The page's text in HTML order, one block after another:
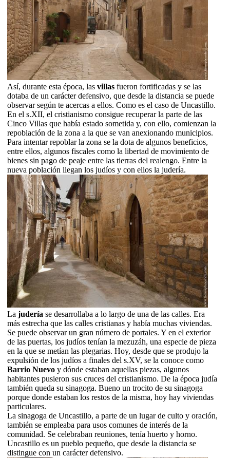
Así, durante esta época, las villas fueron fortificadas y se las
dotaba de un carácter defensivo, que desde la distancia se puede
observar según te acercas a ellos. Como es el caso de Uncastillo.
En el s.XII, el cristianismo consigue recuperar la parte de las
Cinco Villas que había estado sometida y, con ello, comienzan la
repoblación de la zona a la que se van anexionando municipios.
Para intentar repoblar la zona se la dota de algunos beneficios,
entre ellos, algunos fiscales como la libertad de movimiento de
bienes sin pago de peaje entre las tierras del realengo. Entre la
nueva población llegan los judíos y con ellos la judería.
La judería se desarrollaba a lo largo de una de las calles. Era
más estrecha que las calles cristianas y había muchas viviendas.
Se puede observar un gran número de portales. Y en el exterior
de las puertas, los judíos tenían la mezuzáh, una especie de pieza
en la que se metían las plegarias. Hoy, desde que se produjo la
expulsión de los judíos a finales del s.XV, se la conoce como
Barrio Nuevo y dónde estaban aquellas piezas, algunos
habitantes pusieron sus cruces del cristianismo. De la época judía
también queda su sinagoga. Bueno un trocito de su sinagoga
porque donde estaban los restos de la misma, hoy hay viviendas
particulares.
La sinagoga de Uncastillo, a parte de un lugar de culto y oración,
también se empleaba para usos comunes de interés de la
comunidad. Se celebraban reuniones, tenía huerto y horno.
Uncastillo es un pueblo pequeño, que desde la distancia se
distingue con un carácter defensivo.
Save